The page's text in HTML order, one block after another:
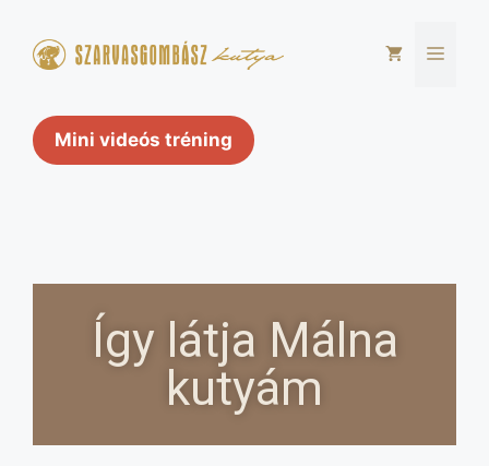
Mini videós tréning
Így látja Málna
kutyám